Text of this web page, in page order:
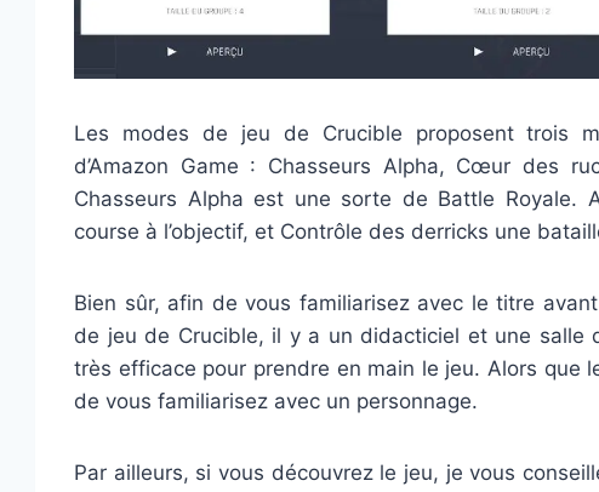
Les modes de jeu de Crucible proposent trois
d’Amazon Game : Chasseurs Alpha, Cœur des
Chasseurs Alpha est une sorte de Battle
course à l’objectif, et Contrôle des derricks une
Bien sûr, afin de vous familiarisez avec le titre
de jeu de Crucible, il y a un didacticiel et une salle
très efficace pour prendre en main le jeu. Alors que
de vous familiarisez avec un personnage.
Par ailleurs, si vous découvrez le jeu, je vous